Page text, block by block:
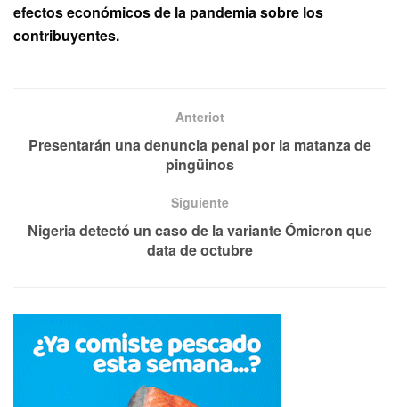
efectos económicos de la pandemia sobre los
contribuyentes.
Anteriot
Presentarán una denuncia penal por la matanza de
pingüinos
Siguiente
Nigeria detectó un caso de la variante Ómicron que
data de octubre